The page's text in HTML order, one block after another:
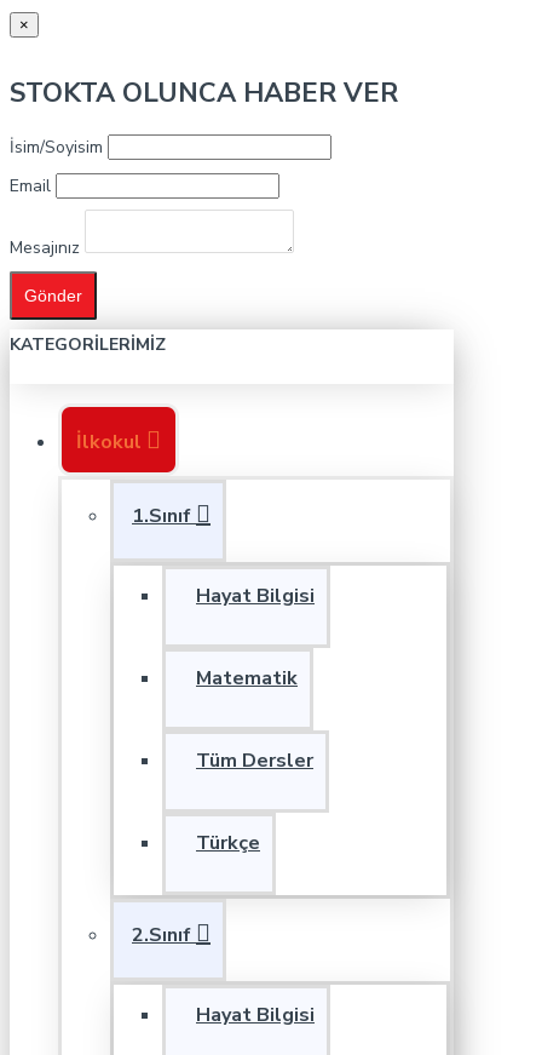
×
STOKTA OLUNCA HABER VER
İsim/Soyisim
Email
Mesajınız
Gönder
KATEGORILERIMIZ
İlkokul
1.Sınıf
Hayat Bilgisi
Matematik
Tüm Dersler
Türkçe
2.Sınıf
Hayat Bilgisi